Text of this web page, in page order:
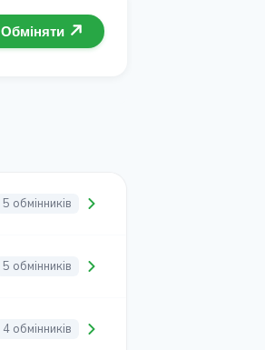
Обміняти
5 обмінників
5 обмінників
4 обмінників